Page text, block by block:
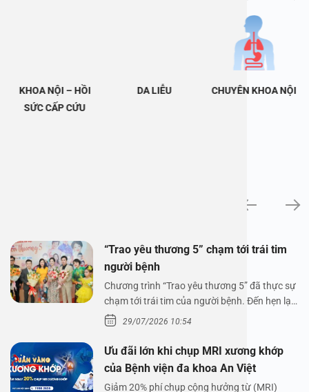
KHOA NỘI – HỒI
SỨC CẤP CỨU
DA LIỄU CHUYÊN KHOA NỘI
“Trao yêu thương 5” chạm tới trái tim
người bệnh
Chương trình “Trao yêu thương 5” đã thực sự
chạm tới trái tim của người bệnh. Đến hẹn lại
lên,…29/07/2026 10:54
Ưu đãi lớn khi chụp MRI xương khớp
của Bệnh viện đa khoa An Việt
Giảm 20% phí chụp cộng hưởng từ (MRI)